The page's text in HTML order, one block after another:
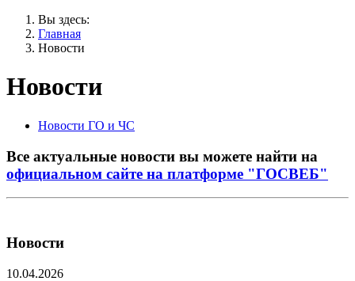
Вы здесь:
Главная
Новости
Новости
Новости ГО и ЧС
Все актуальные новости вы можете найти на
официальном сайте на платформе "ГОСВЕБ"
Новости
10.04.2026